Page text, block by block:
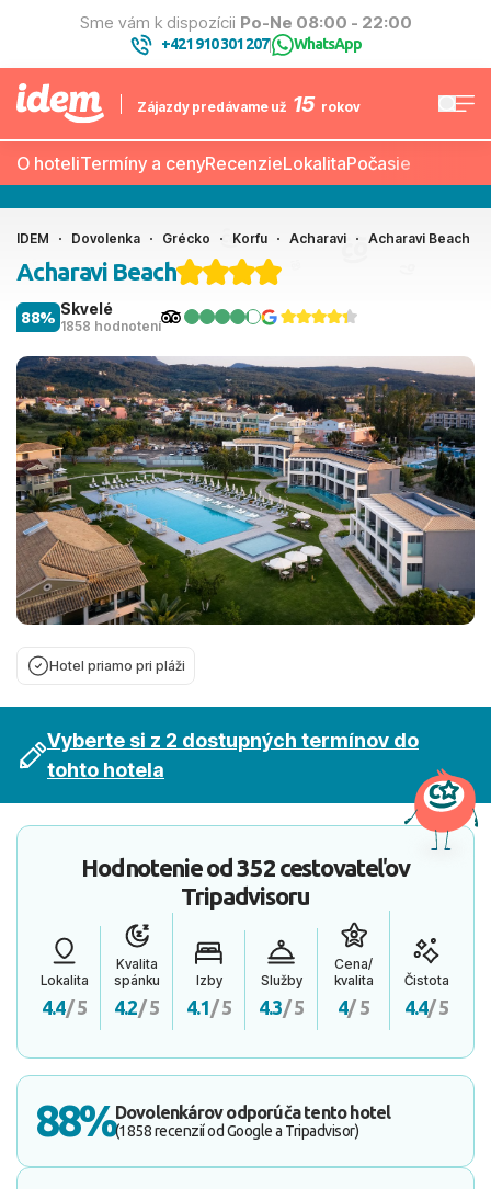
Sme vám k dispozícii Po-Ne 08:00 - 22:00
+421 910 301 207| WhatsApp
Zájazdy predávame už 15 rokov
O hoteliTermíny a cenyRecenzieLokalitaPočasie
IDEM Dovolenka Grécko Korfu Acharavi Acharavi Beach
Acharavi Beach
Skvelé
1858 hodnotení
88%
Hotel priamo pri pláži
Vyberte si z 2 dostupných termínov do
tohto hotela
Hodnotenie od352 cestovateľov
Tripadvisoru
Lokalita
4.4/ 5
Kvalita
spánku
4.2/ 5
Izby
4.1/ 5
Služby
4.3/ 5
Cena/
kvalita
4/ 5
Čistota
4.4/ 5
88%Dovolenkárov odporúča tento hotel
(1858 recenzií od Google a Tripadvisor)